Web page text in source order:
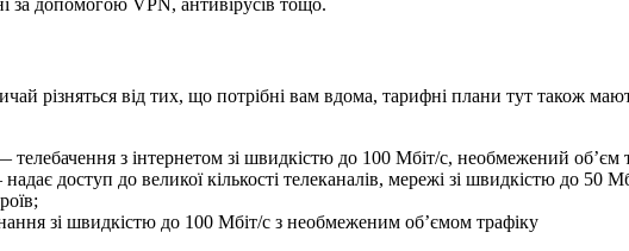
різняться від тих, що потрібні вам вдома, тарифні плани тут також
з інтернетом зі швидкістю до 100 Мбіт/с, необмежений об’єм
доступ до великої кількості телеканалів, мережі зі швидкістю до 50
зі швидкістю до 100 Мбіт/с з необмеженим об’ємом трафіку